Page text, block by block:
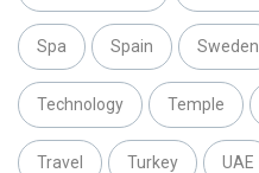
Spa Spain Sweden
Technology Temple
Travel Turkey UAE